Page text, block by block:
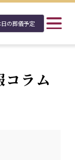
の葬儀予定
ラム